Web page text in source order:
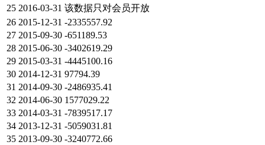
25 2016-03-31 该数据只对会员开放
26 2015-12-31 -2335557.92
27 2015-09-30 -651189.53
28 2015-06-30 -3402619.29
29 2015-03-31 -4445100.16
30 2014-12-31 97794.39
31 2014-09-30 -2486935.41
32 2014-06-30 1577029.22
33 2014-03-31 -7839517.17
34 2013-12-31 -5059031.81
35 2013-09-30 -3240772.66